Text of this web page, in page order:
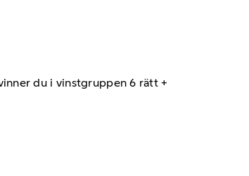
du i vinstgruppen 6 rätt +